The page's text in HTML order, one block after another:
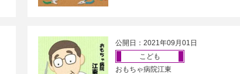
公開日：2021年09月01日
こども
おもちゃ病院江東